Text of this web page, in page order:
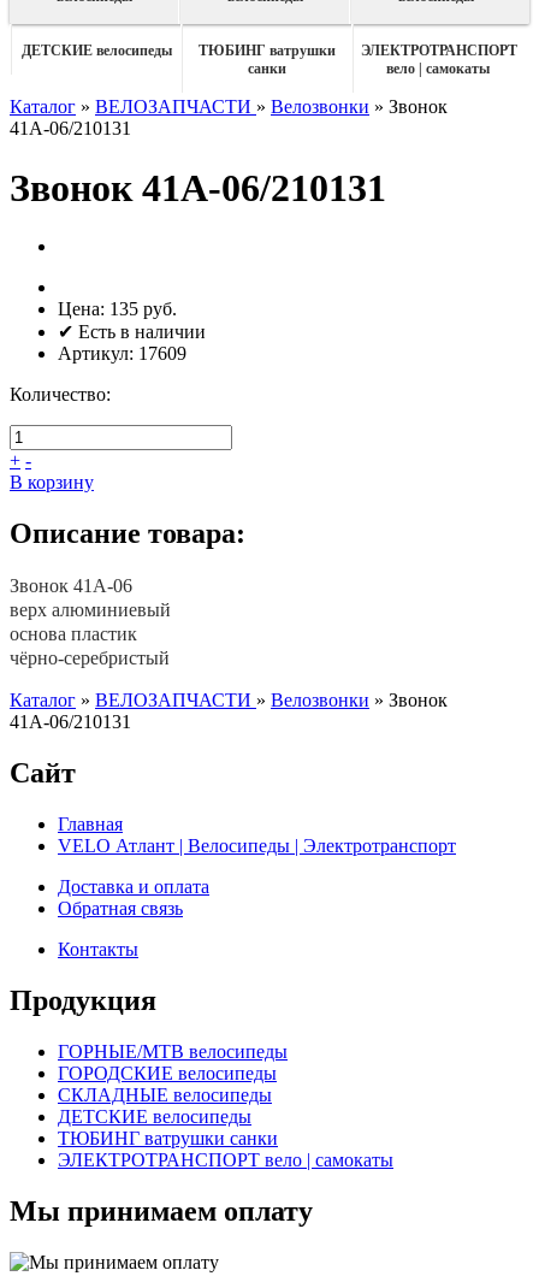
ДЕТСКИЕ велосипеды
ТЮБИНГ ватрушки
санки
ЭЛЕКТРОТРАНСПОРТ
вело | самокаты
Каталог » ВЕЛОЗАПЧАСТИ » Велозвонки » Звонок
41А-06/210131
Звонок 41А-06/210131
Цена: 135 руб.
✔ Есть в наличии
Артикул: 17609
Количество:
+ -
В корзину
Описание товара:
Звонок 41A-06
верх алюминиевый
основа пластик
чёрно-серебристый
Каталог » ВЕЛОЗАПЧАСТИ » Велозвонки » Звонок
41А-06/210131
Сайт
Главная
VELO Атлант | Велосипеды | Электротранспорт
Доставка и оплата
Обратная связь
Контакты
Продукция
ГОРНЫЕ/MTB велосипеды
ГОРОДСКИЕ велосипеды
СКЛАДНЫЕ велосипеды
ДЕТСКИЕ велосипеды
ТЮБИНГ ватрушки санки
ЭЛЕКТРОТРАНСПОРТ вело | самокаты
Мы принимаем оплату